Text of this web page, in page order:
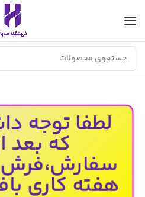
لطفا توجه
که بعد
هفته کاری